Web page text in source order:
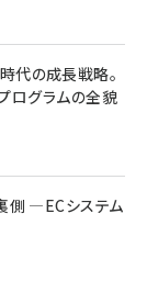
代の成長戦略。
グラムの全貌
側 ―ECシステム